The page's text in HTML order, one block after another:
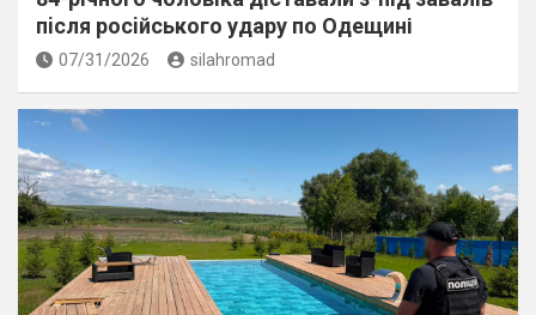
пiсля росiйського удару по Одещині
07/31/2026 silahromad